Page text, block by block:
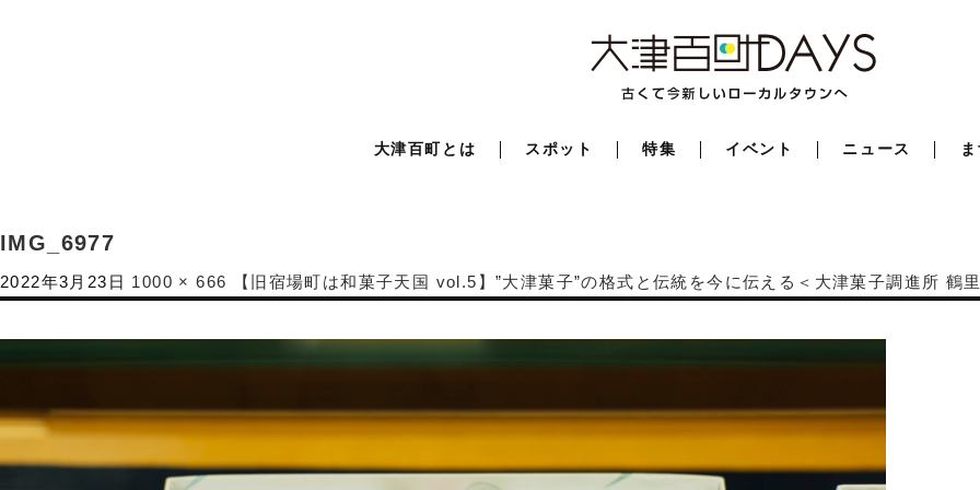
大津百町とは スポット 特集 イベント ニュース
IMG_6977
2022年3月23日 1000 × 666 【旧宿場町は和菓子天国 vol.5】”大津菓子”の格式と伝統を今に伝える＜大津菓子調進所 鶴